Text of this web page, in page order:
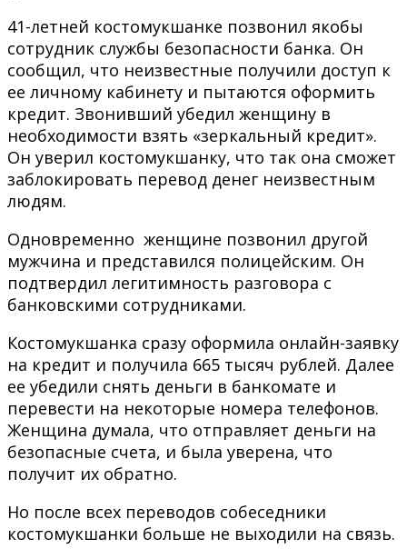
41-летней костомукшанке позвонил якобы
сотрудник службы безопасности банка. Он
сообщил, что неизвестные получили доступ к
ее личному кабинету и пытаются оформить
кредит. Звонивший убедил женщину в
необходимости взять «зеркальный кредит».
Он уверил костомукшанку, что так она сможет
заблокировать перевод денег неизвестным
людям.
Одновременно женщине позвонил другой
мужчина и представился полицейским. Он
подтвердил легитимность разговора с
банковскими сотрудниками.
Костомукшанка сразу оформила онлайн-заявку
на кредит и получила 665 тысяч рублей. Далее
ее убедили снять деньги в банкомате и
перевести на некоторые номера телефонов.
Женщина думала, что отправляет деньги на
безопасные счета, и была уверена, что
получит их обратно.
Но после всех переводов собеседники
костомукшанки больше не выходили на связь.